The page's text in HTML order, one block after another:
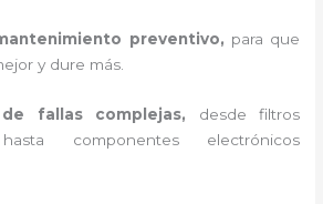
preventivo, para que
y dure más.
de fallas complejas, desde filtros
componentes electrónicos